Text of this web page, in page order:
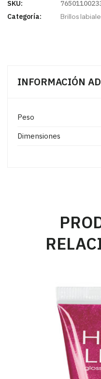
SKU:
Categoría:
Brillos
INFORMACIÓN
Peso
Dimensiones